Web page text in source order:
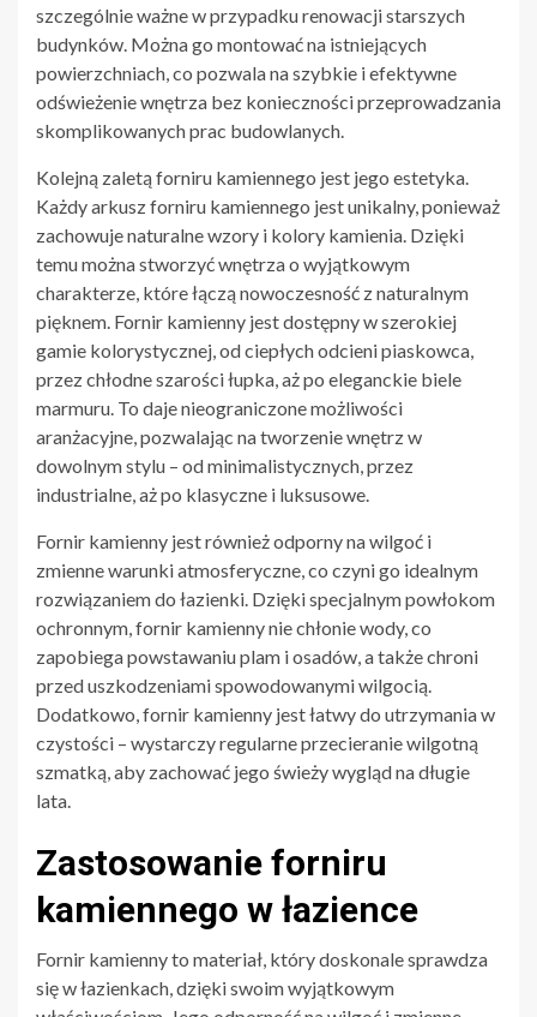
szczególnie ważne w przypadku renowacji starszych
budynków. Można go montować na istniejących
powierzchniach, co pozwala na szybkie i efektywne
odświeżenie wnętrza bez konieczności przeprowadzania
skomplikowanych prac budowlanych.
Kolejną zaletą forniru kamiennego jest jego estetyka.
Każdy arkusz forniru kamiennego jest unikalny, ponieważ
zachowuje naturalne wzory i kolory kamienia. Dzięki
temu można stworzyć wnętrza o wyjątkowym
charakterze, które łączą nowoczesność z naturalnym
pięknem. Fornir kamienny jest dostępny w szerokiej
gamie kolorystycznej, od ciepłych odcieni piaskowca,
przez chłodne szarości łupka, aż po eleganckie biele
marmuru. To daje nieograniczone możliwości
aranżacyjne, pozwalając na tworzenie wnętrz w
dowolnym stylu – od minimalistycznych, przez
industrialne, aż po klasyczne i luksusowe.
Fornir kamienny jest również odporny na wilgoć i
zmienne warunki atmosferyczne, co czyni go idealnym
rozwiązaniem do łazienki. Dzięki specjalnym powłokom
ochronnym, fornir kamienny nie chłonie wody, co
zapobiega powstawaniu plam i osadów, a także chroni
przed uszkodzeniami spowodowanymi wilgocią.
Dodatkowo, fornir kamienny jest łatwy do utrzymania w
czystości – wystarczy regularne przecieranie wilgotną
szmatką, aby zachować jego świeży wygląd na długie
lata.
Zastosowanie forniru
kamiennego w łazience
Fornir kamienny to materiał, który doskonale sprawdza
się w łazienkach, dzięki swoim wyjątkowym